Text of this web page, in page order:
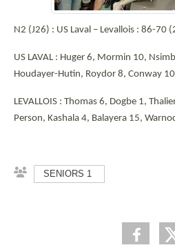
N2 (J26) : US Laval – Levallois : 86-
US LAVAL : Huger 6, Mormin 10,
Houdayer-Hutin, Roydor 8, Conway
LEVALLOIS : Thomas 6, Dogbe 1,
Person, Kashala 4, Balayera 15,
SENIORS 1